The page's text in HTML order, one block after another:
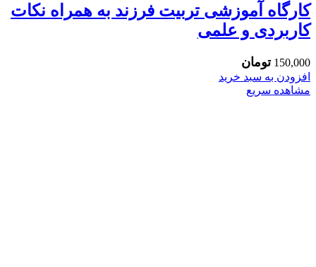
کارگاه آموزشی تربیت فرزند به همراه نکات
کاربردی و علمی
150,000 تومان
افزودن به سبد خرید
مشاهده سریع